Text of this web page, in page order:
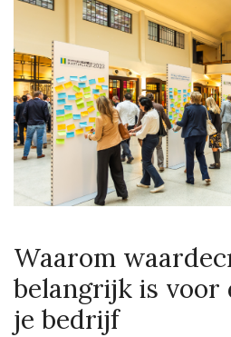
Waarom
belangrijk is voor
je bedrijf